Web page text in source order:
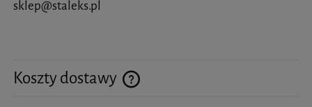
sklep@staleks.pl
Koszty dostawy
Cena nie zawiera ewentualnych kosztów płatności